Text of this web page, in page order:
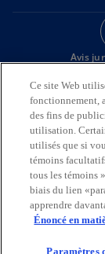
Avis
Nous
sur l’Île de la
territoires
Nations, des
© 2026 KPMG
l’Ontario et
cabinets
de droit anglais à
réservés.
Pour en savoir
Ce site Web
fonctionnement,
des fins de
utilisation.
utilisés que si
témoins
tous les témoins
biais du lien
apprendre
Énoncé en
Paramètres